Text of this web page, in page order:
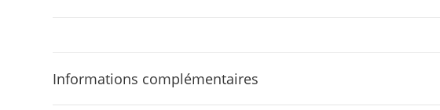
Informations complémentaires